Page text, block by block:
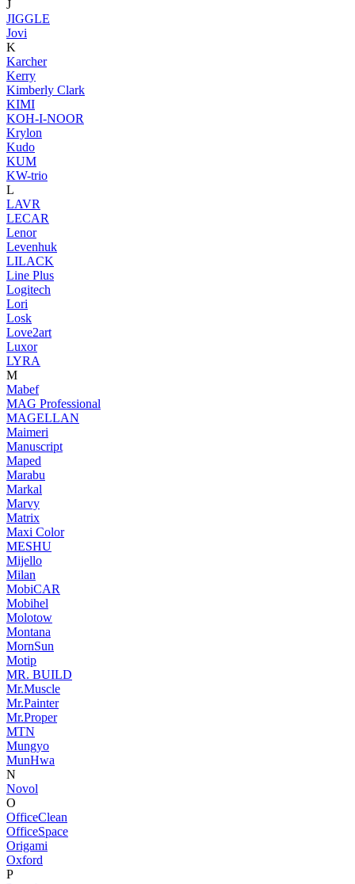
J
JIGGLE
Jovi
K
Karcher
Kerry
Kimberly Clark
KIMI
KOH-I-NOOR
Krylon
Kudo
KUM
KW-trio
L
LAVR
LECAR
Lenor
Levenhuk
LILACK
Line Plus
Logitech
Lori
Losk
Love2art
Luxor
LYRA
M
Mabef
MAG Professional
MAGELLAN
Maimeri
Manuscript
Maped
Marabu
Markal
Marvy
Matrix
Maxi Color
MESHU
Mijello
Milan
MobiCAR
Mobihel
Molotow
Montana
MornSun
Motip
MR. BUILD
Mr.Muscle
Mr.Painter
Mr.Proper
MTN
Mungyo
MunHwa
N
Novol
O
OfficeClean
OfficeSpace
Origami
Oxford
P